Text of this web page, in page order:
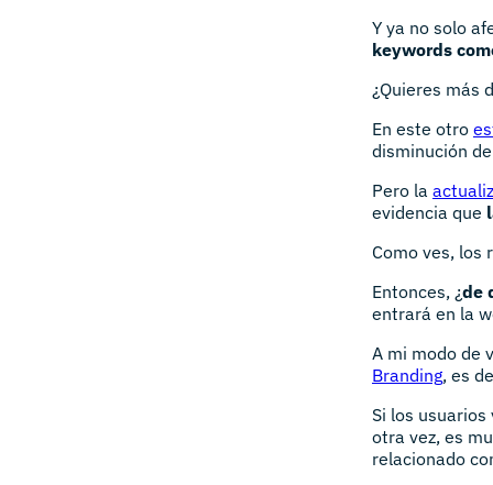
Y ya no solo
keywords
¿Quieres más
En este otro
disminución
Pero la
evidencia que
Como ves, los
Entonces, ¿de
entrará en la
A mi modo de
Branding, es
Si los
otra vez, es
relacionado